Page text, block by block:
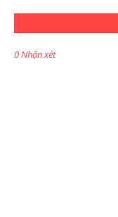
0 Nhận xét